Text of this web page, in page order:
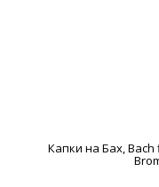
Капки на Бах,